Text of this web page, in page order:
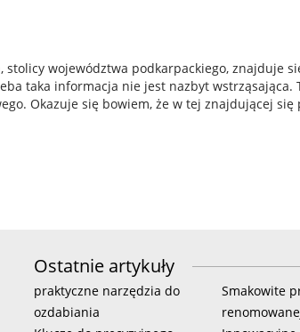
stolicy województwa podkarpackiego, znajduje
taka informacja nie jest nazbyt wstrząsająca.
Okazuje się bowiem, że w tej znajdującej się
Ostatnie artykuły
praktyczne narzędzia do
ozdabiania
Smakowite